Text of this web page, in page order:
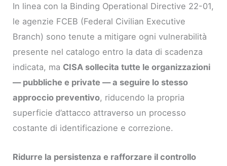
In linea con la Binding Operational Directive 22-01,
le agenzie FCEB (Federal Civilian Executive
Branch) sono tenute a mitigare ogni vulnerabilità
presente nel catalogo entro la data di scadenza
indicata, ma CISA sollecita tutte le organizzazioni
— pubbliche e private — a seguire lo stesso
approccio preventivo, riducendo la propria
superficie d’attacco attraverso un processo
costante di identificazione e correzione.
Ridurre la persistenza e rafforzare il controllo